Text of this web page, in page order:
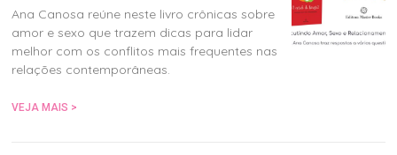
Ana Canosa reúne neste livro crônicas sobre
amor e sexo que trazem dicas para lidar
melhor com os conflitos mais frequentes nas
relações contemporâneas.
VEJA MAIS >